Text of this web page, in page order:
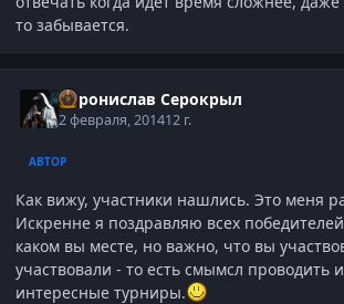
то забывается.
Воронислав Серокрыл
2 февраля, 201412 г.
АВТОР
Как вижу, участники нашлись. Это меня
Искренне я поздравляю всех
каком вы месте, но важно, что вы
участвовали - то есть смымсл проводить
интересные турниры.